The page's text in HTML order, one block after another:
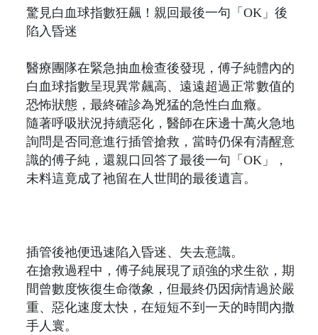
驚見白血球指數狂飆！親回最後一句「OK」後
陷入昏迷
醫療團隊在緊急抽血檢查後發現，傅子純體內的
白血球指數呈現異常飆高、遠遠超過正常數值的
恐怖狀態，最終確診為兇猛的急性白血癥。
隨著呼吸狀況持續惡化，醫師在床邊十萬火急地
詢問是否同意進行插管搶救，當時仍保有清醒意
識的傅子純，還親口回答了最後一句「OK」，
未料這竟成了祂留在人世間的最後遺言。
插管後祂便迅速陷入昏迷、失去意識。
在搶救過程中，傅子純展現了頑強的求生欲，期
間曾數度恢復生命徵象，但最終仍因病情過於嚴
重、惡化速度太快，在短短不到一天的時間內撒
手人寰。